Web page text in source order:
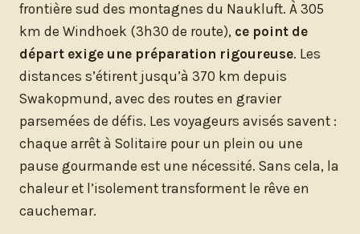
frontière sud des montagnes du Naukluft. À 305
km de Windhoek (3h30 de route), ce point de
départ exige une préparation rigoureuse. Les
distances s’étirent jusqu’à 370 km depuis
Swakopmund, avec des routes en gravier
parsemées de défis. Les voyageurs avisés savent :
chaque arrêt à Solitaire pour un plein ou une
pause gourmande est une nécessité. Sans cela, la
chaleur et l’isolement transforment le rêve en
cauchemar.